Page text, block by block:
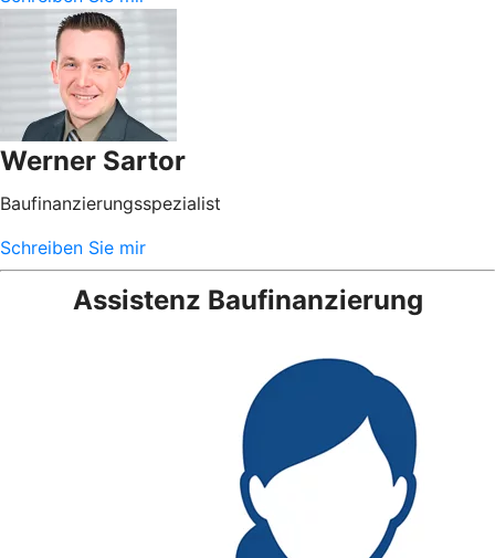
Werner Sartor
Baufinanzierungsspezialist
Schreiben Sie mir
Assistenz Baufinanzierung